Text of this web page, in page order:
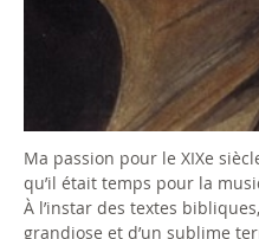
Ma passion pour le XIXe
qu’il était temps pour la
À l’instar des textes
grandiose et d’un sublime